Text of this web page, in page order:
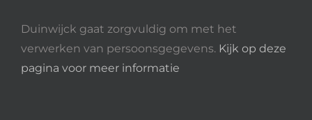
Duinwijck gaat zorgvuldig om met het
verwerken van persoonsgegevens. Kijk op deze
pagina voor meer informatie